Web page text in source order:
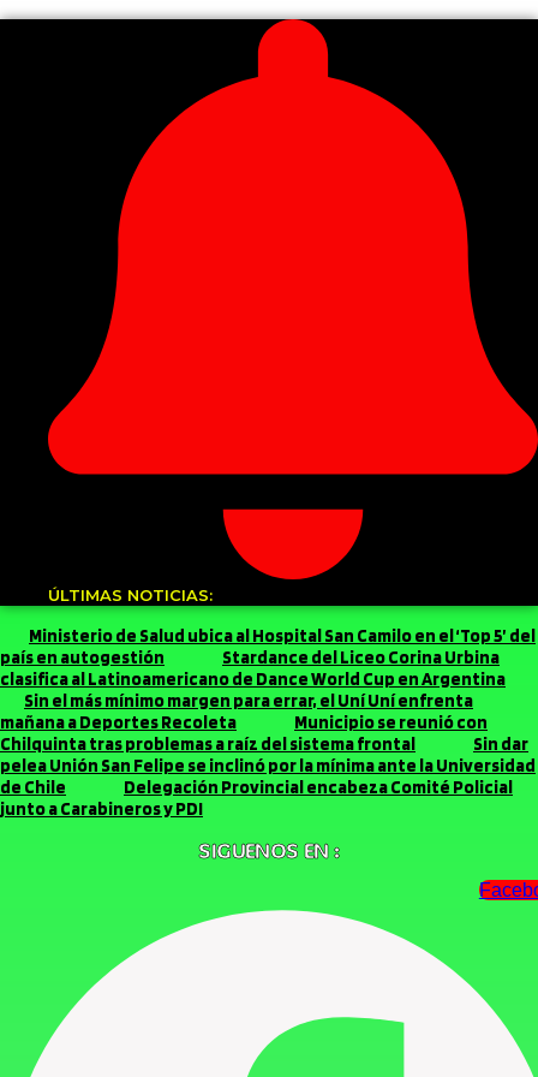
ÚLTIMAS NOTICIAS:
Ministerio de Salud ubica al Hospital San Camilo en el ‘Top 5’ del
país en autogestión
Stardance del Liceo Corina Urbina
clasifica al Latinoamericano de Dance World Cup en Argentina
Sin el más mínimo margen para errar, el Uní Uní enfrenta
mañana a Deportes Recoleta
Municipio se reunió con
Chilquinta tras problemas a raíz del sistema frontal
Sin dar
pelea Unión San Felipe se inclinó por la mínima ante la Universidad
de Chile
Delegación Provincial encabeza Comité Policial
junto a Carabineros y PDI
SIGUENOS EN :